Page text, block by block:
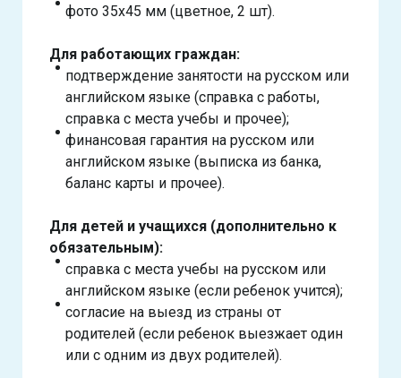
фото 35х45 мм (цветное, 2 шт).
Для работающих граждан:
подтверждение занятости на русском или
английском языке (справка с работы,
справка с места учебы и прочее);
финансовая гарантия на русском или
английском языке (выписка из банка,
баланс карты и прочее).
Для детей и учащихся (дополнительно к
обязательным):
справка с места учебы на русском или
английском языке (если ребенок учится);
согласие на выезд из страны от
родителей (если ребенок выезжает один
или с одним из двух родителей).